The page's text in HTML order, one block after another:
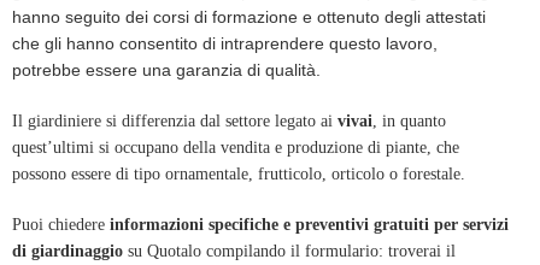
hanno seguito dei corsi di formazione e ottenuto degli attestati
che gli hanno consentito di intraprendere questo lavoro,
potrebbe essere una garanzia di qualità.
Il giardiniere si differenzia dal settore legato ai vivai, in quanto
quest’ultimi si occupano della vendita e produzione di piante, che
possono essere di tipo ornamentale, frutticolo, orticolo o forestale.
Puoi chiedere informazioni specifiche e preventivi gratuiti per servizi
di giardinaggio su Quotalo compilando il formulario: troverai il